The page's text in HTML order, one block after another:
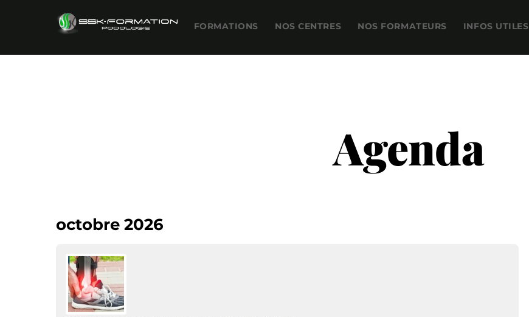
FORMATIONS NOS CENTRES NOS FORMATEURS INFOS UTILES
Agenda
octobre 2026